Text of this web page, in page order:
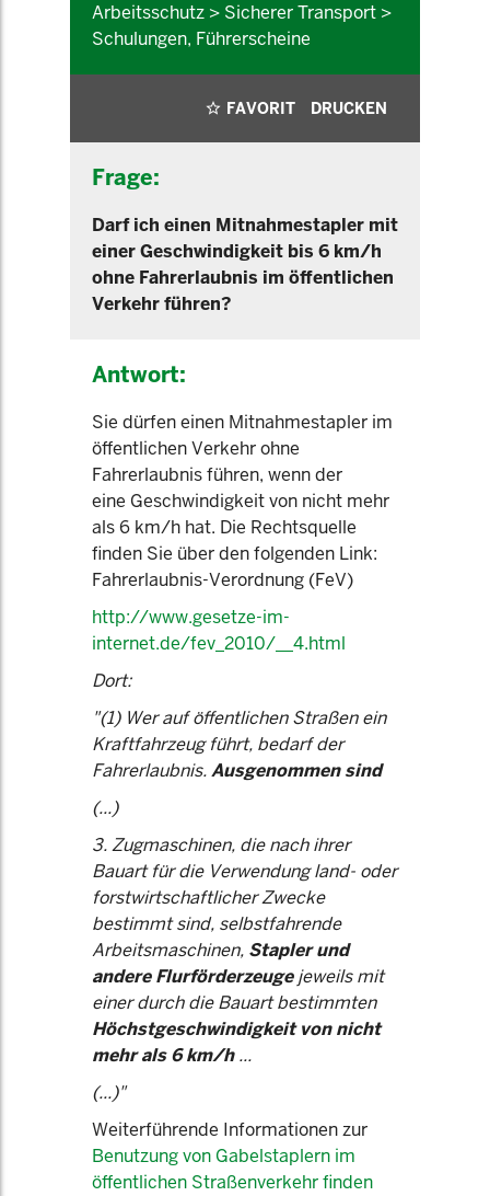
Arbeitsschutz > Sicherer Transport >
Schulungen, Führerscheine
FAVORIT DRUCKEN
Frage:
Darf ich einen Mitnahmestapler mit
einer Geschwindigkeit bis 6 km/h
ohne Fahrerlaubnis im öffentlichen
Verkehr führen?
Antwort:
Sie dürfen einen Mitnahmestapler im
öffentlichen Verkehr ohne
Fahrerlaubnis führen, wenn der
eine Geschwindigkeit von nicht mehr
als 6 km/h hat. Die Rechtsquelle
finden Sie über den folgenden Link:
Fahrerlaubnis-Verordnung (FeV)
http://www.gesetze-im-
internet.de/fev_2010/__4.html
Dort:
"(1) Wer auf öffentlichen Straßen ein
Kraftfahrzeug führt, bedarf der
Fahrerlaubnis.Ausgenommen sind
(...)
3. Zugmaschinen, die nach ihrer
Bauart für die Verwendung land- oder
forstwirtschaftlicher Zwecke
bestimmt sind, selbstfahrende
Arbeitsmaschinen, Stapler und
andere Flurförderzeugejeweils mit
einer durch die Bauart bestimmten
Höchstgeschwindigkeit von nicht
mehr als 6 km/h...
(...)"
Weiterführende Informationen zur
Benutzung von Gabelstaplern im
öffentlichen Straßenverkehr finden